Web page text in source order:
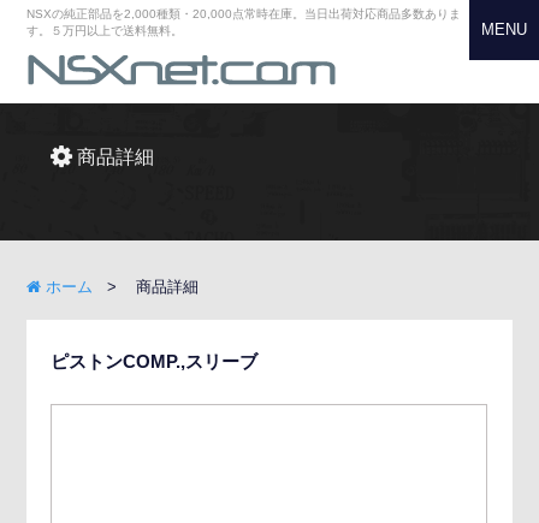
NSXの純正部品を2,000種類・20,000点常時在庫。当日出荷対応商品多数ありま
す。５万円以上で送料無料。
MENU
商品詳細
ホーム 商品詳細
ピストンCOMP.,スリーブ